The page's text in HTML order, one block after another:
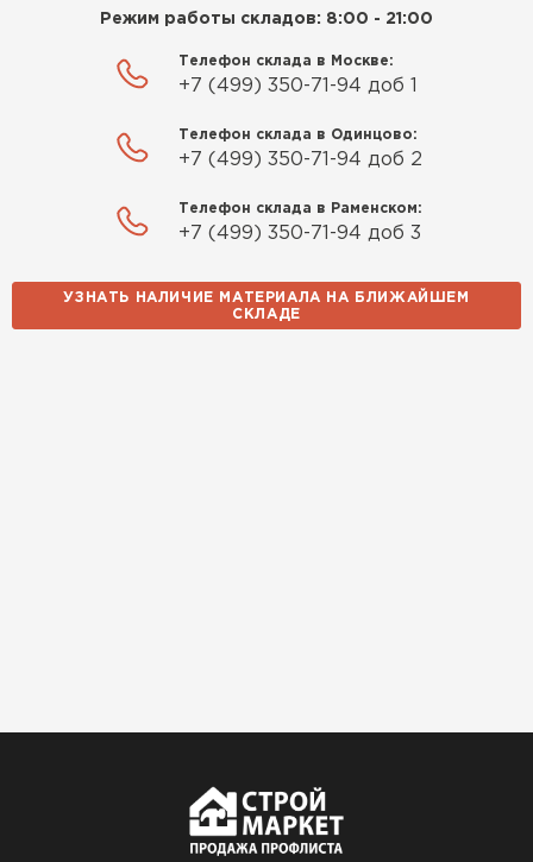
Режим работы складов: 8:00 - 21:00
Телефон склада в Москве:
+7 (499) 350-71-94 доб 1
Телефон склада в Одинцово:
+7 (499) 350-71-94 доб 2
Телефон склада в Раменском:
+7 (499) 350-71-94 доб 3
УЗНАТЬ НАЛИЧИЕ МАТЕРИАЛА НА БЛИЖАЙШЕМ
СКЛАДЕ